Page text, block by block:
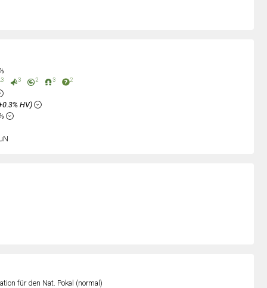
für den Nat. Pokal (normal)
3 3 2 3 2
HV)